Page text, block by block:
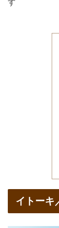
す
イトーキ